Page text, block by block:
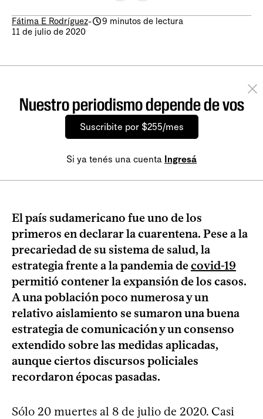
Fátima E Rodríguez-
9 minutos de lectura
11 de julio de 2020
Nuestro periodismo depende de vos
Suscribite por $255/mes
Si ya tenés una cuenta Ingresá
El país sudamericano fue uno de los
primeros en declarar la cuarentena. Pese a la
precariedad de su sistema de salud, la
estrategia frente a la pandemia decovid-19
permitió contener la expansión de los casos.
A una población poco numerosa y un
relativo aislamiento se sumaron una buena
estrategia de comunicación y un consenso
extendido sobre las medidas aplicadas,
aunque ciertos discursos policiales
recordaron épocas pasadas.
Sólo 20 muertes al 8 de julio de 2020. Casi